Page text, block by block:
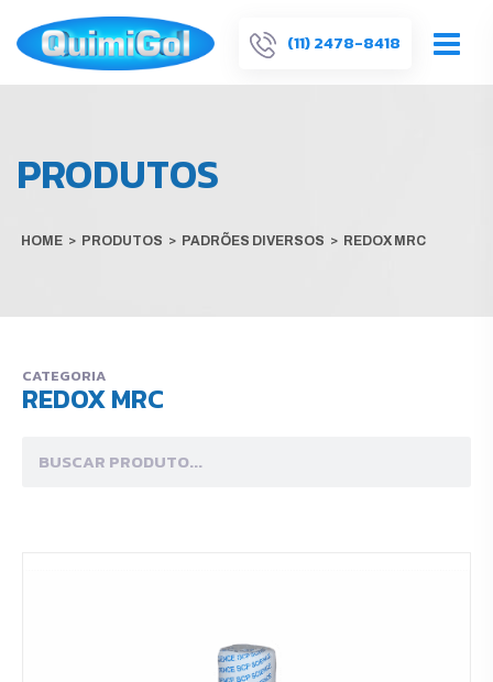
(11) 2478-8418
PRODUTOS
HOME > PRODUTOS > PADRÕES DIVERSOS > REDOX MRC
CATEGORIA
REDOX MRC